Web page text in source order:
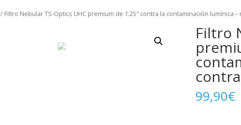
/ Filtro Nebular TS-Optics UHC premium de 1.25″ contra la contaminación lumínica
Filtro
99,90€